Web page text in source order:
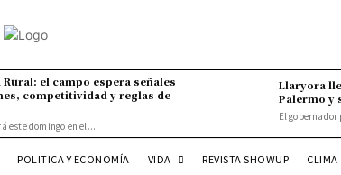
el campo espera señales
competitividad y reglas de
este domingo en el...
Llaryora
Palermo y
El
POLITICA Y ECONOMÍA VIDA REVISTA SHOWUP CLIMA